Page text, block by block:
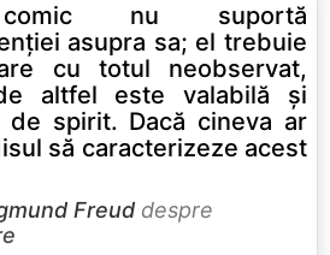
nu suportă
asupra sa; el trebuie
cu totul neobservat,
altfel este valabilă şi
de spirit. Dacă cineva ar
să caracterizeze acest
Freud despre